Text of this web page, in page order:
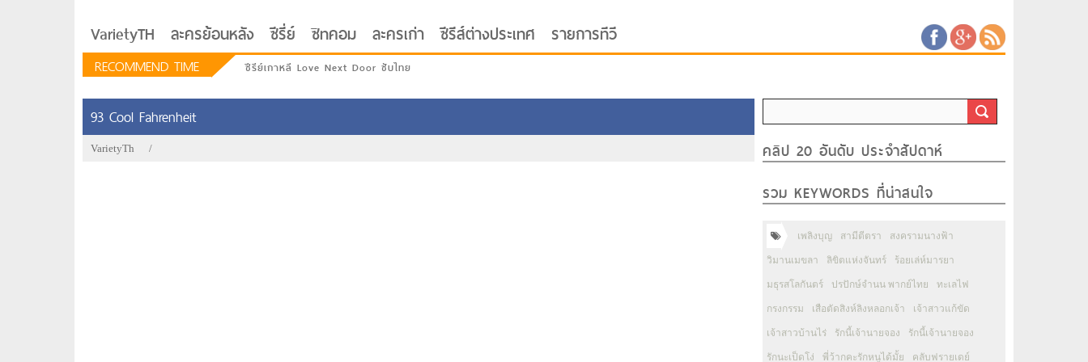
VarietyTH ละครย้อนหลัง ซีรี่ย์ ซิทคอม ละครเก่า ซีรีส์ต่างประเทศ รายการทีวี
RECOMMEND TIME ซีรีย์เกาหลี Love Next Door ซับไทย
93 Cool Fahrenheit
VarietyTh /
คลิป 20 อันดับ ประจำสัปดาห์
รวม KEYWORDS ที่น่าสนใจ
เพลิงบุญ สามีตีตรา สงครามนางฟ้า
วิมานเมขลา ลิขิตแห่งจันทร์ ร้อยเล่ห์มารยา
มธุรสโลกันตร์ ปรปักษ์จำนน พากย์ไทย ทะเลไฟ
กรงกรรม เสือตัดสิงห์ลิงหลอกเจ้า เจ้าสาวแก้ขัด
เจ้าสาวบ้านไร่ รักนี้เจ้านายจอง รักนี้เจ้านายจอง
รักนะเป็ดโง่ พี่ว้ากคะรักหนูได้มั้ย คลับฟรายเดย์